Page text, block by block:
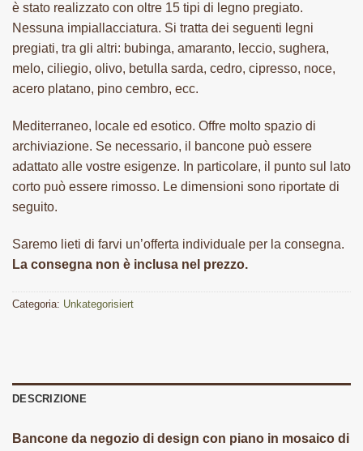
è stato realizzato con oltre 15 tipi di legno pregiato.
Nessuna impiallacciatura. Si tratta dei seguenti legni
pregiati, tra gli altri: bubinga, amaranto, leccio, sughera,
melo, ciliegio, olivo, betulla sarda, cedro, cipresso, noce,
acero platano, pino cembro, ecc.
Mediterraneo, locale ed esotico. Offre molto spazio di
archiviazione. Se necessario, il bancone può essere
adattato alle vostre esigenze. In particolare, il punto sul lato
corto può essere rimosso. Le dimensioni sono riportate di
seguito.
Saremo lieti di farvi un’offerta individuale per la consegna.
La consegna non è inclusa nel prezzo.
Categoria: Unkategorisiert
DESCRIZIONE
Bancone da negozio di design con piano in mosaico di